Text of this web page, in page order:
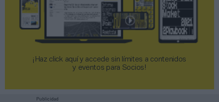
¡Haz click aquí y accede sin límites a contenidos
y eventos para Socios!​​​​​​​
Publicidad